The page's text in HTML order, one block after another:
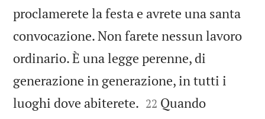
proclamerete la festa e avrete una santa
convocazione. Non farete nessun lavoro
ordinario. È una legge perenne, di
generazione in generazione, in tutti i
luoghi dove abiterete. 

22 Quando